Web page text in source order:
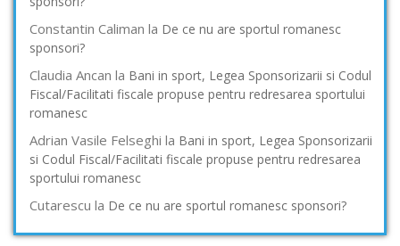
Constantin Caliman la De ce nu are sportul romanesc
sponsori?
Claudia Ancan la Bani in sport, Legea Sponsorizarii si Codul
Fiscal/Facilitati fiscale propuse pentru redresarea sportului
romanesc
Adrian Vasile Felseghi la Bani in sport, Legea Sponsorizarii
si Codul Fiscal/Facilitati fiscale propuse pentru redresarea
sportului romanesc
Cutarescu la De ce nu are sportul romanesc sponsori?